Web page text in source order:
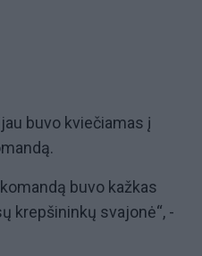
buvo kviečiamas į
buvo kažkas
krepšininkų svajonė“, -